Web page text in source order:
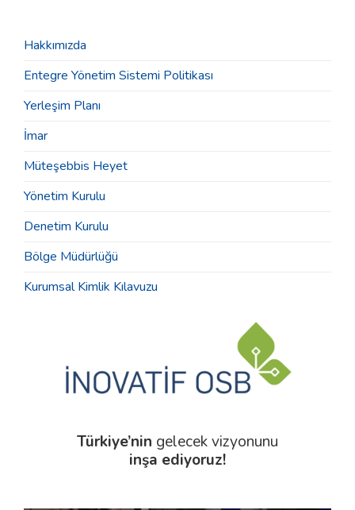
Hakkımızda
Entegre Yönetim Sistemi Politikası
Yerleşim Planı
İmar
Müteşebbis Heyet
Yönetim Kurulu
Denetim Kurulu
Bölge Müdürlüğü
Kurumsal Kimlik Kılavuzu
Türkiye’nin gelecek vizyonunu
inşa ediyoruz!